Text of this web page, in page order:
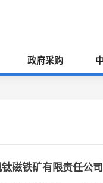
政府采购
磁铁矿有限责任公